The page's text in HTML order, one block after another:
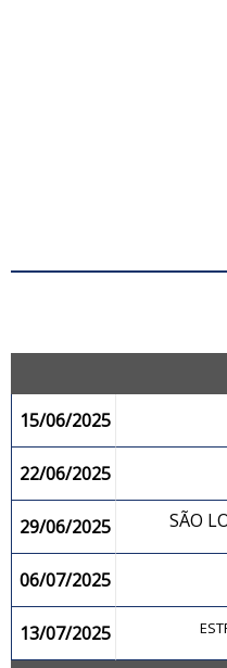
15/06/2025
22/06/2025
29/06/2025 SÃO
06/07/2025
13/07/2025